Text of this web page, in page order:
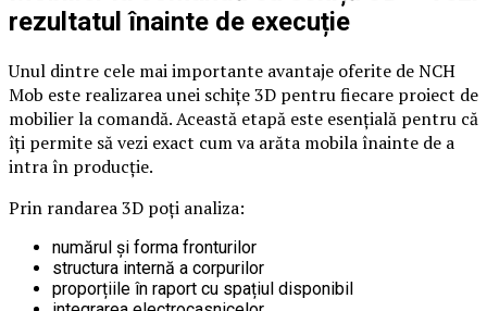
rezultatul înainte de execuție
Unul dintre cele mai importante avantaje oferite de NCH
Mob este realizarea unei schițe 3D pentru fiecare proiect de
mobilier la comandă. Această etapă este esențială pentru că
îți permite să vezi exact cum va arăta mobila înainte de a
intra în producție.
Prin randarea 3D poți analiza:
numărul și forma fronturilor
structura internă a corpurilor
proporțiile în raport cu spațiul disponibil